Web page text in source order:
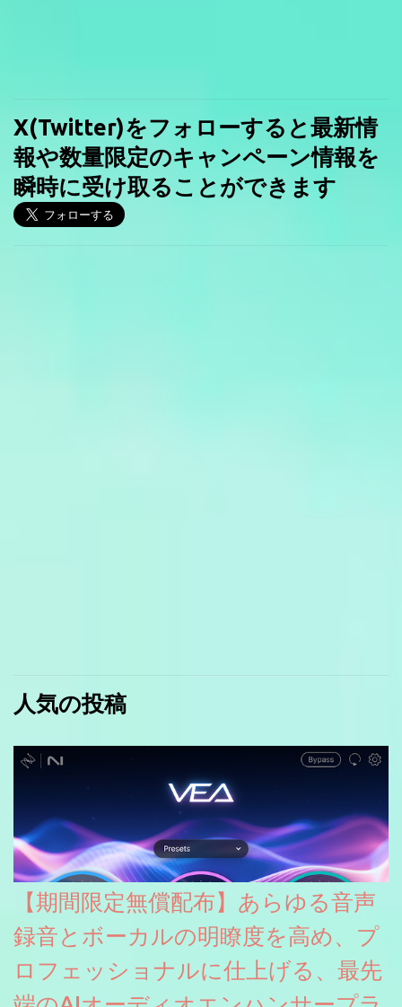
X(Twitter)をフォローすると最新情
報や数量限定のキャンペーン情報を
瞬時に受け取ることができます
人気の投稿
【期間限定無償配布】あらゆる音声
録音とボーカルの明瞭度を高め、プ
ロフェッショナルに仕上げる、最先